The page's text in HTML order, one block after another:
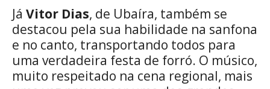
Já Vitor Dias, de Ubaíra, também se
destacou pela sua habilidade na sanfona
e no canto, transportando todos para
uma verdadeira festa de forró. O músico,
muito respeitado na cena regional, mais